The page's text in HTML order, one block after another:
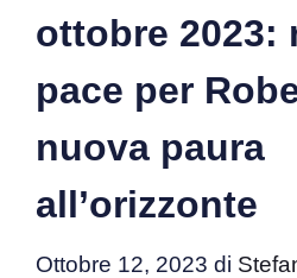
ottobre 2023:
pace per
nuova paura
all’orizzonte
Ottobre 12, 2023 di